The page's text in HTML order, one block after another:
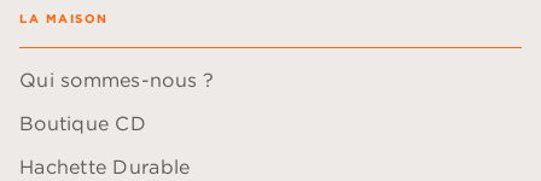
LA MAISON
Qui sommes-nous ?
Boutique CD
Hachette Durable